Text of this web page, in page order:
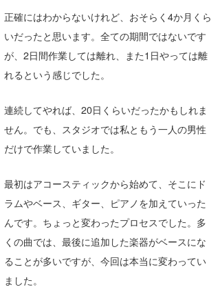
正確にはわからないけれど、おそらく4か月くら
いだったと思います。全ての期間ではないです
が、2日間作業しては離れ、また1日やっては離
れるという感じでした。
連続してやれば、20日くらいだったかもしれま
せん。でも、スタジオでは私ともう一人の男性
だけで作業していました。
最初はアコースティックから始めて、そこにド
ラムやベース、ギター、ピアノを加えていった
んです。ちょっと変わったプロセスでした。多
くの曲では、最後に追加した楽器がベースにな
ることが多いですが、今回は本当に変わってい
ました。